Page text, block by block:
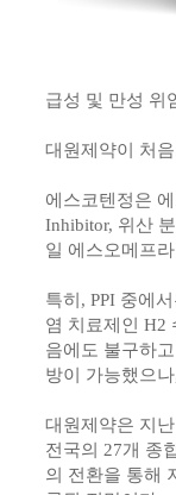
급성 및 만성 위
대원제약이 처
에스코텐정은
Inhibitor, 위산
일 에스오메프
특히, PPI 중에
염 치료제인 H2
음에도 불구하
방이 가능했으
대원제약은 지
전국의 27개 종
의 전환을 통해